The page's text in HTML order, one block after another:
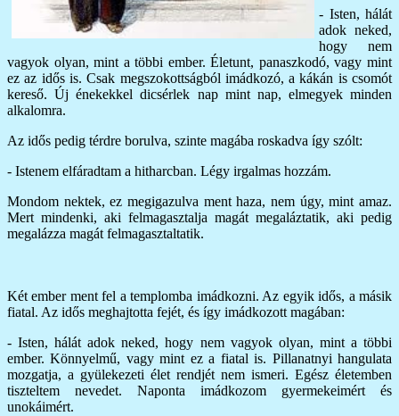
- Isten, hálát
adok neked,
hogy nem
vagyok olyan, mint a többi ember. Életunt, panaszkodó, vagy mint
ez az idős is. Csak megszokottságból imádkozó, a kákán is csomót
kereső. Új énekekkel dicsérlek nap mint nap, elmegyek minden
alkalomra.
Az idős pedig térdre borulva, szinte magába roskadva így szólt:
- Istenem elfáradtam a hitharcban. Légy irgalmas hozzám.
Mondom nektek, ez megigazulva ment haza, nem úgy, mint amaz.
Mert mindenki, aki felmagasztalja magát megaláztatik, aki pedig
megalázza magát felmagasztaltatik.
Két ember ment fel a templomba imádkozni. Az egyik idős, a másik
fiatal. Az idős meghajtotta fejét, és így imádkozott magában:
- Isten, hálát adok neked, hogy nem vagyok olyan, mint a többi
ember. Könnyelmű, vagy mint ez a fiatal is. Pillanatnyi hangulata
mozgatja, a gyülekezeti élet rendjét nem ismeri. Egész életemben
tiszteltem nevedet. Naponta imádkozom gyermekeimért és
unokáimért.